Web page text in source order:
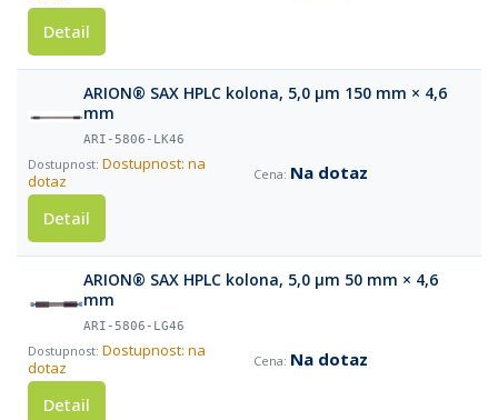
Detail
ARION® SAX HPLC kolona, 5,0 µm 150 mm × 4,6
mm
ARI-5806-LK46
Dostupnost: na
dotaz
Na dotaz
Detail
ARION® SAX HPLC kolona, 5,0 µm 50 mm × 4,6
mm
ARI-5806-LG46
Dostupnost: na
dotaz
Na dotaz
Detail